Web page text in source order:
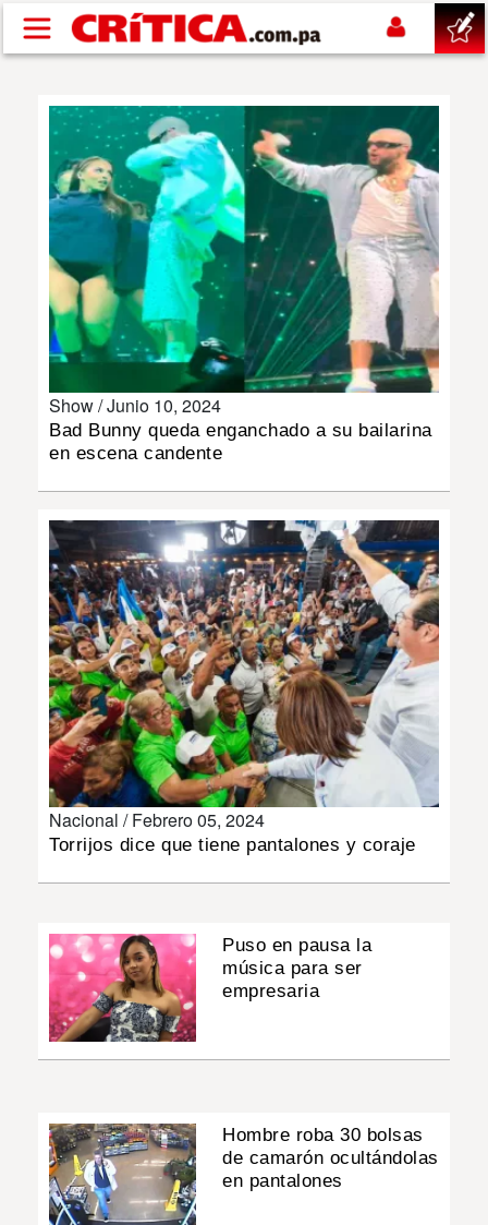
Pasar al contenido principal
SUCESOS
NACIONAL
POLÍTICA
SHOW
DEPORTES
INSÓLITAS
MULTIMEDIA
IMPRESO
Show /Junio 10, 2024
Bad Bunny queda enganchado a su bailarina
en escena candente
Nacional /Febrero 05, 2024
Torrijos dice que tiene pantalones y coraje
Puso en pausa la
música para ser
empresaria
Hombre roba 30 bolsas
de camarón ocultándolas
en pantalones